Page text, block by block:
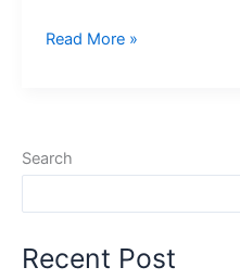
Top
की
Udaypur
Tourist
Read More »
Search
Recent Post